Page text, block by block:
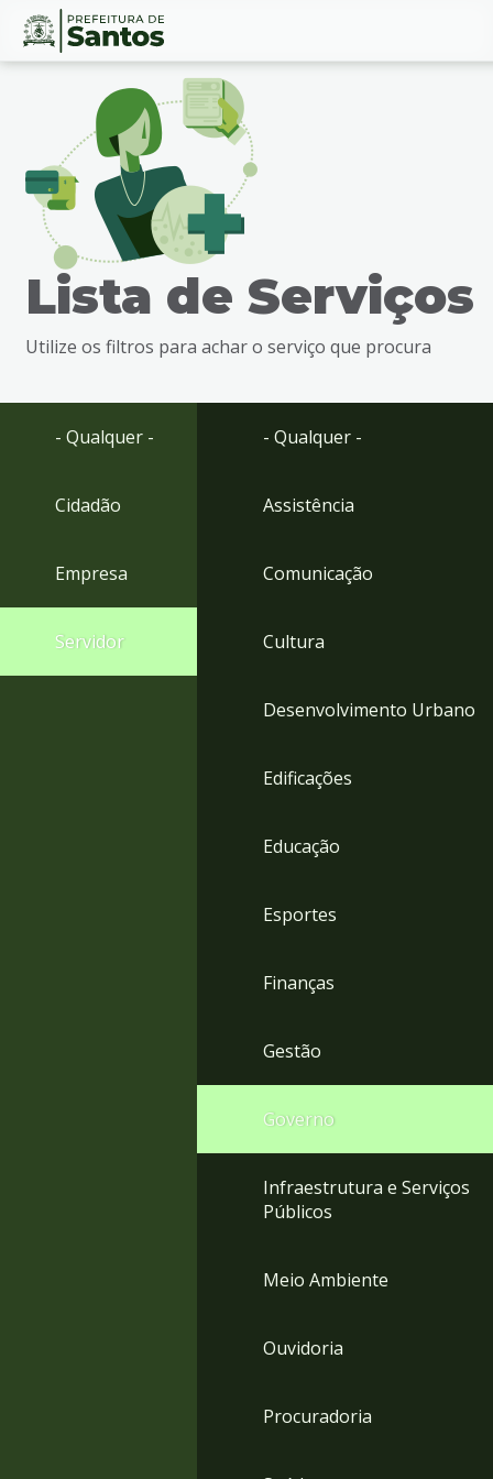
Ir
busca
Ir
Conteúdo
Lista de Serviços
Utilize os filtros para achar o serviço que procura
- Qualquer -
Cidadão
Empresa
Servidor
- Qualquer -
Assistência
Comunicação
Cultura
Desenvolvimento Urbano
Edificações
Educação
Esportes
Finanças
Gestão
Governo
Infraestrutura e Serviços
Públicos
Meio Ambiente
Ouvidoria
Procuradoria